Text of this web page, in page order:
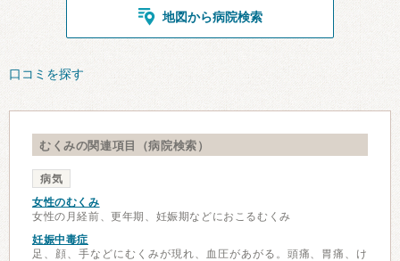
地図から病院検索
口コミを探す
むくみの関連項目（病院検索）
病気
女性のむくみ
女性の月経前、更年期、妊娠期などにおこるむくみ
妊娠中毒症
足、顔、手などにむくみが現れ、血圧があがる。頭痛、胃痛、け